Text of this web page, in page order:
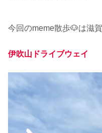
今回のmeme散歩🐶は滋
伊吹山ドライブウェイ